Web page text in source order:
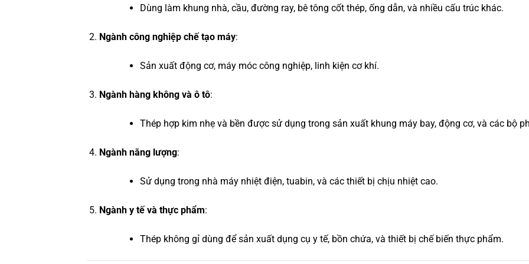
Dùng làm khung nhà, cầu, đường ray, bê tông cốt thép, ống dẫn, và nhiều cấu trúc khác.
Ngành công nghiệp chế tạo máy:
Sản xuất động cơ, máy móc công nghiệp, linh kiện cơ khí.
Ngành hàng không và ô tô:
Thép hợp kim nhẹ và bền được sử dụng trong sản xuất khung máy bay, động cơ, và các bộ
Ngành năng lượng:
Sử dụng trong nhà máy nhiệt điện, tuabin, và các thiết bị chịu nhiệt cao.
Ngành y tế và thực phẩm:
Thép không gỉ dùng để sản xuất dụng cụ y tế, bồn chứa, và thiết bị chế biến thực phẩm.